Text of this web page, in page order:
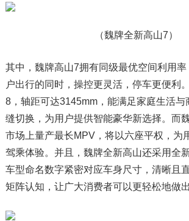
（魏牌全新高山7）
其中，魏牌高山7拥有同级最优空间利用率
户出行的同时，操控更灵活，停车更便利
8，轴距可达3145mm，能满足家庭生活与
缝切换，为用户提供智能豪华新选择。而
市场上量产最长MPV，将以六座平权，为
驾乘体验。并且，魏牌全新高山还采用全
车型命名数字紧密对应车身尺寸，清晰且
矩阵认知，让广大消费者可以更轻松地做出